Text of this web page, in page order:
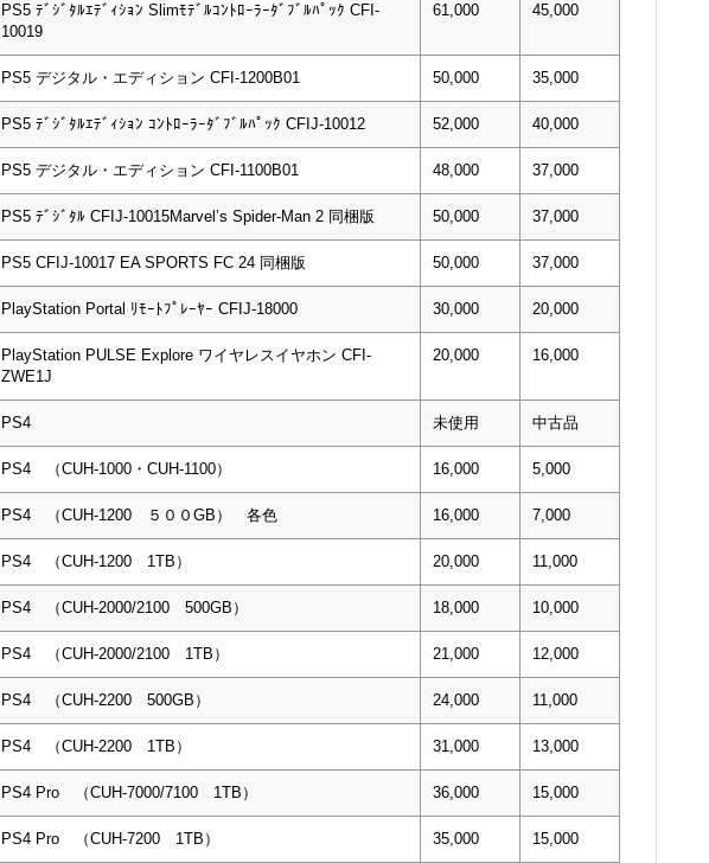
PS5 ﾃﾞｼﾞﾀﾙｴﾃﾞｨｼｮﾝ Slimﾓﾃﾞﾙｺﾝﾄﾛｰﾗｰﾀﾞﾌﾞﾙﾊﾟｯｸ CFI-
10019
61,000 45,000
PS5 デジタル・エディション CFI-1200B01 50,000 35,000
PS5 ﾃﾞｼﾞﾀﾙｴﾃﾞｨｼｮﾝ ｺﾝﾄﾛｰﾗｰﾀﾞﾌﾞﾙﾊﾟｯｸ CFIJ-10012 52,000 40,000
PS5 デジタル・エディション CFI-1100B01 48,000 37,000
PS5 ﾃﾞｼﾞﾀﾙ CFIJ-10015Marvel’s Spider-Man 2 同梱版 50,000 37,000
PS5 CFIJ-10017 EA SPORTS FC 24 同梱版 50,000 37,000
PlayStation Portal ﾘﾓｰﾄﾌﾟﾚｰﾔｰ CFIJ-18000 30,000 20,000
PlayStation PULSE Explore ワイヤレスイヤホン CFI-
ZWE1J
20,000 16,000
PS4 未使用 中古品
PS4 （CUH-1000・CUH-1100） 16,000 5,000
PS4 （CUH-1200 ５００GB） 各色 16,000 7,000
PS4 （CUH-1200 1TB） 20,000 11,000
PS4 （CUH-2000/2100 500GB） 18,000 10,000
PS4 （CUH-2000/2100 1TB） 21,000 12,000
PS4 （CUH-2200 500GB） 24,000 11,000
PS4 （CUH-2200 1TB） 31,000 13,000
PS4 Pro （CUH-7000/7100 1TB） 36,000 15,000
PS4 Pro （CUH-7200 1TB） 35,000 15,000